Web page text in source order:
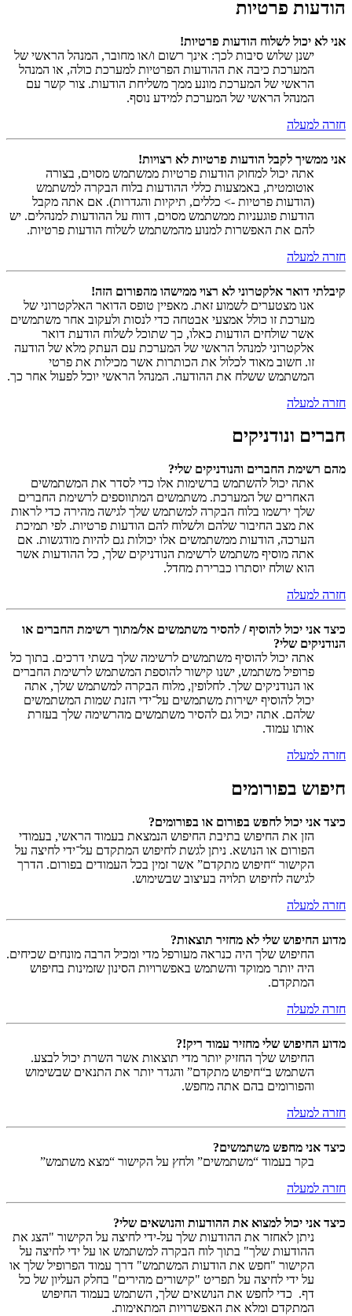
הודעות פרטיות
אני לא יכול לשלוח הודעות פרטיות!
ישנן שלוש סיבות לכך: אינך רשום ו/או מחובר, המנהל הראשי של
המערכת כיבה את ההודעות הפרטיות למערכת כולה, או המנהל
הראשי של המערכת מונע ממך משליחת הודעות. צור קשר עם
המנהל הראשי של המערכת למידע נוסף.
חזרה למעלה
אני ממשיך לקבל הודעות פרטיות לא רצויות!
אתה יכול למחוק הודעות פרטיות ממשתמש מסוים, בצורה
אוטומטית, באמצעות כללי ההודעות בלוח הבקרה למשתמש
(הודעות פרטיות -> כללים, תיקיות והגדרות). אם אתה מקבל
הודעות פוגעניות ממשתמש מסוים, דווח על ההודעות למנהלים. יש
להם את האפשרות למנוע מהמשתמש לשלוח הודעות פרטיות.
חזרה למעלה
קיבלתי דואר אלקטרוני לא רצוי ממישהו מהפורום הזה!
אנו מצטערים לשמוע זאת. מאפיין טופס הדואר האלקטרוני של
מערכת זו כולל אמצעי אבטחה כדי לנסות ולעקוב אחר משתמשים
אשר שולחים הודעות כאלו, כך שתוכל לשלוח הודעת דואר
אלקטרוני למנהל הראשי של המערכת עם העתק מלא של הודעה
זו. חשוב מאוד לכלול את הכותרות אשר מכילות את פרטי
המשתמש ששלח את ההודעה. המנהל הראשי יוכל לפעול אחר כך.
חזרה למעלה
חברים ונודניקים
מהם רשימת החברים והנודניקים שלי?
אתה יכול להשתמש ברשימות אלו כדי לסדר את המשתמשים
האחרים של המערכת. משתמשים המתווספים לרשימת החברים
שלך ירשמו בלוח הבקרה למשתמש שלך לגישה מהירה כדי לראות
את מצב החיבור שלהם ולשלוח להם הודעות פרטיות. לפי תמיכת
הערכה, הודעות ממשתמשים אלו יכולות גם להיות מודגשות. אם
אתה מוסיף משתמש לרשימת הנודניקים שלך, כל ההודעות אשר
הוא שולח יוסתרו כברירת מחדל.
חזרה למעלה
כיצד אני יכול להוסיף / להסיר משתמשים אל/מתוך רשימת החברים או
הנודניקים שלי?
אתה יכול להוסיף משתמשים לרשימה שלך בשתי דרכים. בתוך כל
פרופיל משתמש, ישנו קישור להוספת המשתמש לרשימת החברים
או הנודניקים שלך. לחלופין, מלוח הבקרה למשתמש שלך, אתה
יכול להוסיף ישירות משתמשים על־ידי הזנת שמות המשתמשים
שלהם. אתה יכול גם להסיר משתמשים מהרשימה שלך בעזרת
אותו עמוד.
חזרה למעלה
חיפוש בפורומים
כיצד אני יכול לחפש בפורום או בפורומים?
הזן את החיפוש בתיבת החיפוש הנמצאת בעמוד הראשי, בעמודי
הפורום או הנושא. ניתן לגשת לחיפוש המתקדם על־ידי לחיצה על
הקישור “חיפוש מתקדם” אשר זמין בכל העמודים בפורום. הדרך
לגישה לחיפוש תלויה בעיצוב שבשימוש.
חזרה למעלה
מדוע החיפוש שלי לא מחזיר תוצאות?
החיפוש שלך היה כנראה מעורפל מדי ומכיל הרבה מונחים שכיחים.
היה יותר ממוקד והשתמש באפשרויות הסינון שזמינות בחיפוש
המתקדם.
חזרה למעלה
מדוע החיפוש שלי מחזיר עמוד ריק!?
החיפוש שלך החזיק יותר מדי תוצאות אשר השרת יכול לבצע.
השתמש ב“חיפוש מתקדם” והגדר יותר את התנאים שבשימוש
והפורומים בהם אתה מחפש.
חזרה למעלה
כיצד אני מחפש משתמשים?
בקר בעמוד “משתמשים” ולחץ על הקישור “מצא משתמש”
חזרה למעלה
כיצד אני יכול למצוא את ההודעות והנושאים שלי?
ניתן לאחזר את ההודעות שלך על-ידי לחיצה על הקישור "הצג את
ההודעות שלך" בתוך לוח הבקרה למשתמש או על ידי לחיצה על
הקישור "חפש את הודעות המשתמש" דרך עמוד הפרופיל שלך או
על ידי לחיצה על תפריט "קישורים מהירים" בחלק העליון של כל
דף. כדי לחפש את הנושאים שלך, השתמש בעמוד החיפוש
המתקדם ומלא את האפשרויות המתאימות.